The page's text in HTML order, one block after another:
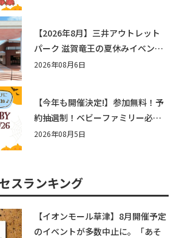
【2026年8月】三井アウトレット
パーク 滋賀竜王の夏休みイベント
まとめ！びしょぬれ水あそび・激
2026年08月6日
【今年も開催決定!】参加無料！予
約抽選制！ベビーファミリー必見
☆入場無料☆10/29(木)30(金)ママ
2026年08月5日
スランキング
【イオンモール草津】8月開催予定
のイベントが多数中止に。「あそ